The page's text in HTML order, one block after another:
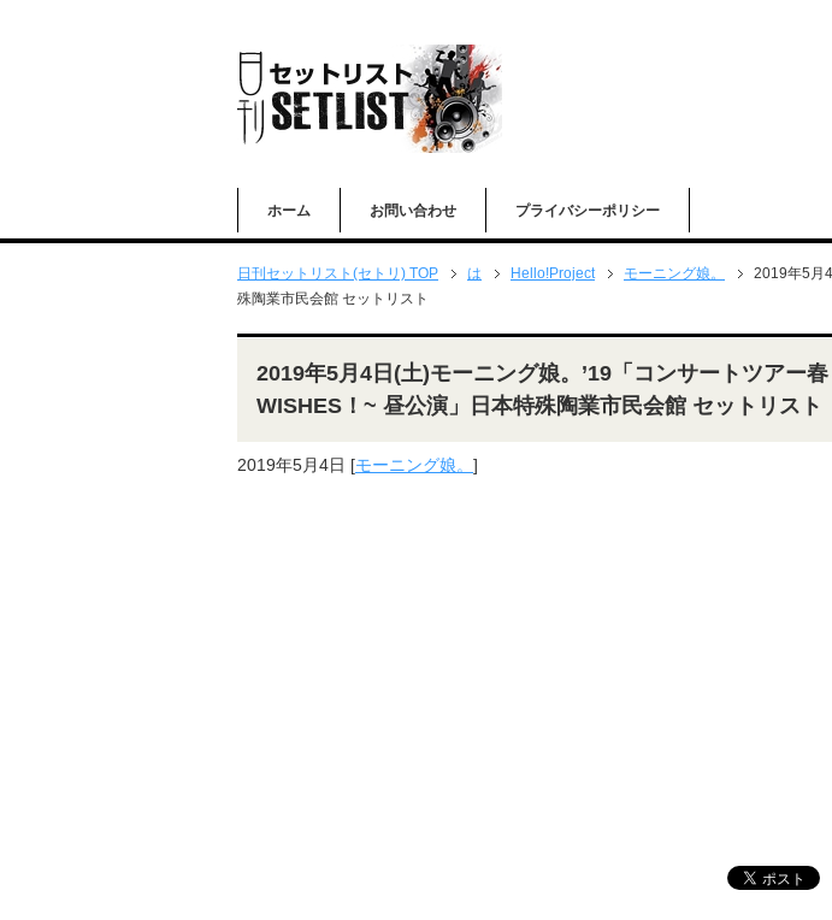
ホーム お問い合わせ プライバシーポリシー
日刊セットリスト(セトリ) TOP は Hello!Project モーニング娘。
2019年5月
殊陶業市民会館 セットリスト
2019年5月4日(土)モーニング娘。’19「コンサートツアー
WISHES！~ 昼公演」日本特殊陶業市民会館 セットリスト
2019年5月4日 [モーニング娘。 ]